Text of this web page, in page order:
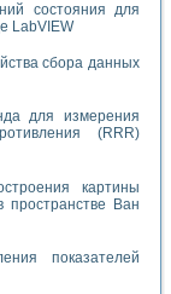
состояния для
LabVIEW
сбора данных
для измерения
(RRR)
картины
пространстве Ван
показателей